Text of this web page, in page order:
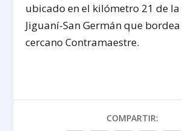
ubicado en el kilómetro 21 de
Jiguaní-San Germán que
cercano Contramaestre.
COMPARTIR: